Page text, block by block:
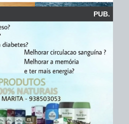
PUB.